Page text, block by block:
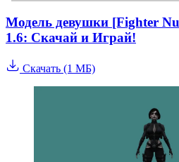
Модель девушки [Fighter
1.6: Скачай и Играй!
Скачать (1 МБ)